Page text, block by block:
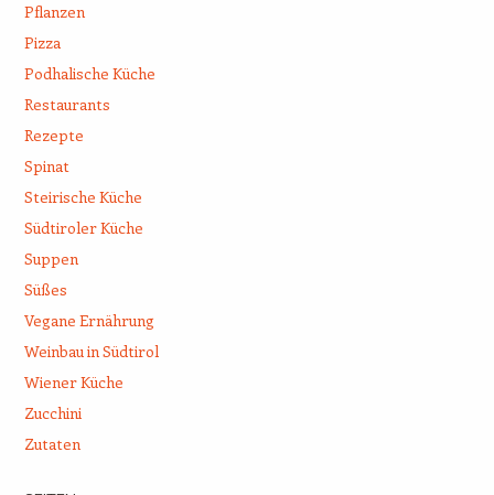
Pflanzen
Pizza
Podhalische Küche
Restaurants
Rezepte
Spinat
Steirische Küche
Südtiroler Küche
Suppen
Süßes
Vegane Ernährung
Weinbau in Südtirol
Wiener Küche
Zucchini
Zutaten